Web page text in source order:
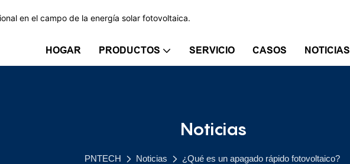
en el campo de la energía solar fotovoltaica.
HOGAR PRODUCTOS SERVICIO CASOS NOTICIAS
Noticias
PNTECH Noticias ¿Qué es un apagado rápido fotovoltaico?